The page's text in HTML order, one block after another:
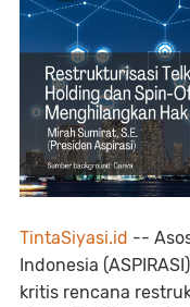
TintaSiyasi.id --
Indonesia
kritis rencana